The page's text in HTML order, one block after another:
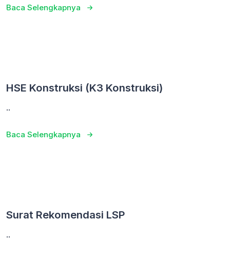
Baca Selengkapnya
HSE Konstruksi (K3 Konstruksi)
..
Baca Selengkapnya
Surat Rekomendasi LSP
..